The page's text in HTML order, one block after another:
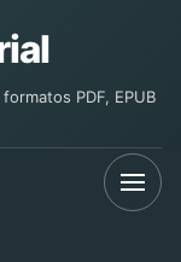
PDF, EPUB